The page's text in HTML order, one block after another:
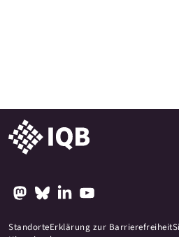
StandorteErklärung zur Barrierefreiheit